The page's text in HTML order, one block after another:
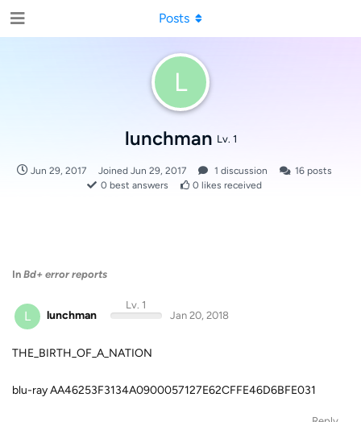
L
lunchman Lv. 1
Jun 29, 2017 Joined Jun 29, 2017 1 discussion 16 posts
0 best answers 0 likes received
Posts
In Bd+ error reports
L lunchman
Lv. 1
Jan 20, 2018
THE_BIRTH_OF_A_NATION
blu-ray AA46253F3134A0900057127E62CFFE46D6BFE031